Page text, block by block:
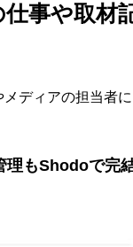
事や取材
ディアの担当者
理もShodoで完